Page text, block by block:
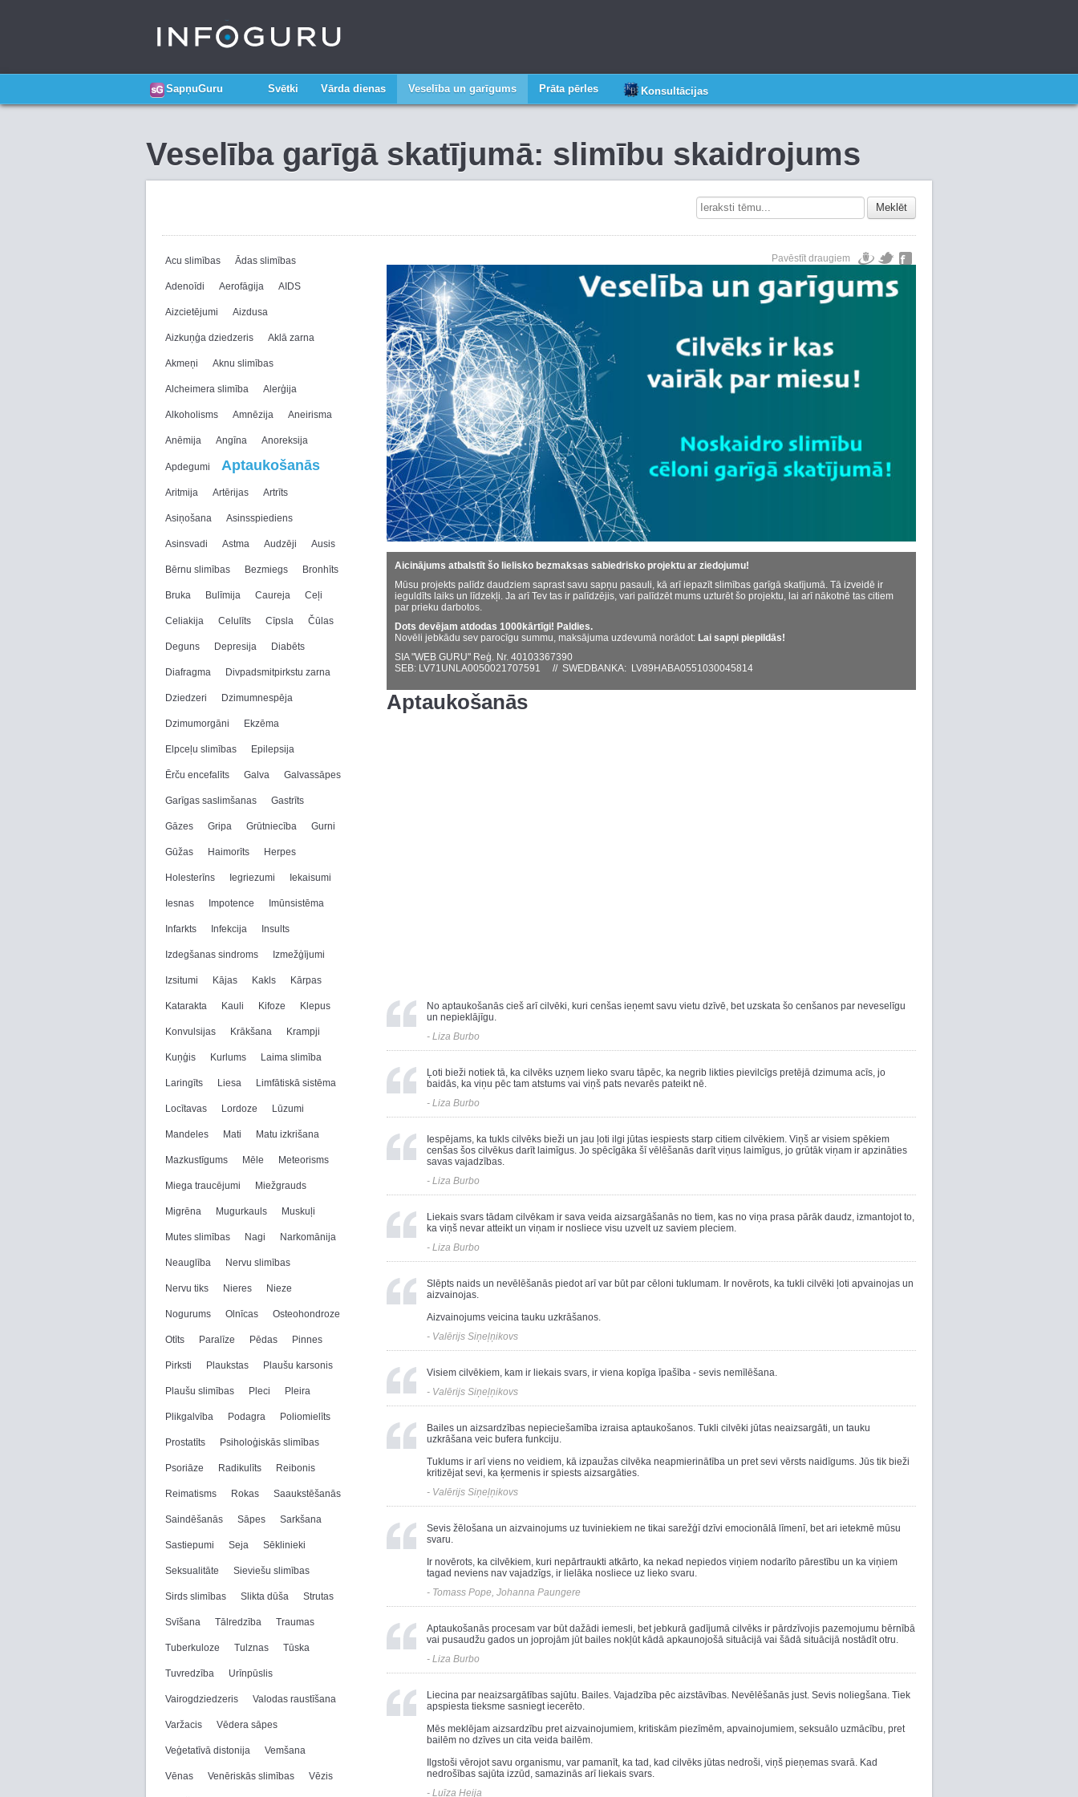
SapņuGuru Svētki Vārda dienas Veselība un garīgums Prāta pērles Konsultācijas
Veselība garīgā skatījumā: slimību skaidrojums
Meklēt
Acu slimības Ādas slimības
Adenoīdi Aerofāgija AIDS
Aizcietējumi Aizdusa
Aizkuņģa dziedzeris Aklā zarna
Akmeņi Aknu slimības
Alcheimera slimība Alerģija
Alkoholisms Amnēzija Aneirisma
Anēmija Angīna Anoreksija
Apdegumi Aptaukošanās
Aritmija Artērijas Artrīts
Asiņošana Asinsspiediens
Asinsvadi Astma Audzēji Ausis
Bērnu slimības Bezmiegs Bronhīts
Bruka Bulīmija Caureja Ceļi
Celiakija Celulīts Cīpsla Čūlas
Deguns Depresija Diabēts
Diafragma Divpadsmitpirkstu zarna
Dziedzeri Dzimumnespēja
Dzimumorgāni Ekzēma
Elpceļu slimības Epilepsija
Ērču encefalīts Galva Galvassāpes
Garīgas saslimšanas Gastrīts
Gāzes Gripa Grūtniecība Gurni
Gūžas Haimorīts Herpes
Holesterīns Iegriezumi Iekaisumi
Iesnas Impotence Imūnsistēma
Infarkts Infekcija Insults
Izdegšanas sindroms Izmežģījumi
Izsitumi Kājas Kakls Kārpas
Katarakta Kauli Kifoze Klepus
Konvulsijas Krākšana Krampji
Kuņģis Kurlums Laima slimība
Laringīts Liesa Limfātiskā sistēma
Locītavas Lordoze Lūzumi
Mandeles Mati Matu izkrišana
Mazkustīgums Mēle Meteorisms
Miega traucējumi Miežgrauds
Migrēna Mugurkauls Muskuļi
Mutes slimības Nagi Narkomānija
Neauglība Nervu slimības
Nervu tiks Nieres Nieze
Nogurums Olnīcas Osteohondroze
Otīts Paralīze Pēdas Pinnes
Pirksti Plaukstas Plaušu karsonis
Plaušu slimības Pleci Pleira
Plikgalvība Podagra Poliomielīts
Prostatīts Psiholoģiskās slimības
Psoriāze Radikulīts Reibonis
Reimatisms Rokas Saaukstēšanās
Saindēšanās Sāpes Sarkšana
Sastiepumi Seja Sēklinieki
Seksualitāte Sieviešu slimības
Sirds slimības Slikta dūša Strutas
Svīšana Tālredzība Traumas
Tuberkuloze Tulznas Tūska
Tuvredzība Urīnpūslis
Vairogdziedzeris Valodas raustīšana
Varžacis Vēdera sāpes
Veģetatīvā distonija Vemšana
Vēnas Venēriskās slimības Vēzis
Pavēstīt draugiem
Aicinājums atbalstīt šo lielisko bezmaksas sabiedrisko projektu ar ziedojumu!
Mūsu projekts palīdz daudziem saprast savu sapņu pasauli, kā arī iepazīt slimības garīgā skatījumā. Tā izveidē ir
ieguldīts laiks un līdzekļi. Ja arī Tev tas ir palīdzējis, vari palīdzēt mums uzturēt šo projektu, lai arī nākotnē tas citiem
par prieku darbotos.
Dots devējam atdodas 1000kārtīgi! Paldies.
Novēli jebkādu sev parocīgu summu, maksājuma uzdevumā norādot: Lai sapņi piepildās!
SIA "WEB GURU" Reģ. Nr. 40103367390
SEB: LV71UNLA0050021707591 // SWEDBANKA: LV89HABA0551030045814
Aptaukošanās
No aptaukošanās cieš arī cilvēki, kuri cenšas ieņemt savu vietu dzīvē, bet uzskata šo cenšanos par neveselīgu
un nepieklājīgu.
- Liza Burbo
Ļoti bieži notiek tā, ka cilvēks uzņem lieko svaru tāpēc, ka negrib likties pievilcīgs pretējā dzimuma acīs, jo
baidās, ka viņu pēc tam atstums vai viņš pats nevarēs pateikt nē.
- Liza Burbo
Iespējams, ka tukls cilvēks bieži un jau ļoti ilgi jūtas iespiests starp citiem cilvēkiem. Viņš ar visiem spēkiem
cenšas šos cilvēkus darīt laimīgus. Jo spēcīgāka šī vēlēšanās darīt viņus laimīgus, jo grūtāk viņam ir apzināties
savas vajadzības.
- Liza Burbo
Liekais svars tādam cilvēkam ir sava veida aizsargāšanās no tiem, kas no viņa prasa pārāk daudz, izmantojot to,
ka viņš nevar atteikt un viņam ir nosliece visu uzvelt uz saviem pleciem.
- Liza Burbo
Slēpts naids un nevēlēšanās piedot arī var būt par cēloni tuklumam. Ir novērots, ka tukli cilvēki ļoti apvainojas un
aizvainojas.
Aizvainojums veicina tauku uzkrāšanos.
- Valērijs Siņeļņikovs
Visiem cilvēkiem, kam ir liekais svars, ir viena kopīga īpašība - sevis nemīlēšana.
- Valērijs Siņeļņikovs
Bailes un aizsardzības nepieciešamība izraisa aptaukošanos. Tukli cilvēki jūtas neaizsargāti, un tauku
uzkrāšana veic bufera funkciju.
Tuklums ir arī viens no veidiem, kā izpaužas cilvēka neapmierinātība un pret sevi vērsts naidīgums. Jūs tik bieži
kritizējat sevi, ka ķermenis ir spiests aizsargāties.
- Valērijs Siņeļņikovs
Sevis žēlošana un aizvainojums uz tuviniekiem ne tikai sarežģī dzīvi emocionālā līmenī, bet ari ietekmē mūsu
svaru.
Ir novērots, ka cilvēkiem, kuri nepārtraukti atkārto, ka nekad nepiedos viņiem nodarīto pārestību un ka viņiem
tagad neviens nav vajadzīgs, ir lielāka nosliece uz lieko svaru.
- Tomass Pope, Johanna Paungere
Aptaukošanās procesam var būt dažādi iemesli, bet jebkurā gadījumā cilvēks ir pārdzīvojis pazemojumu bērnībā
vai pusaudžu gados un joprojām jūt bailes nokļūt kādā apkaunojošā situācijā vai šādā situācijā nostādīt otru.
- Liza Burbo
Liecina par neaizsargātības sajūtu. Bailes. Vajadzība pēc aizstāvības. Nevēlēšanās just. Sevis noliegšana. Tiek
apspiesta tieksme sasniegt iecerēto.
Mēs meklējam aizsardzību pret aizvainojumiem, kritiskām piezīmēm, apvainojumiem, seksuālo uzmācību, pret
bailēm no dzīves un cita veida bailēm.
Ilgstoši vērojot savu organismu, var pamanīt, ka tad, kad cilvēks jūtas nedroši, viņš pieņemas svarā. Kad
nedrošības sajūta izzūd, samazinās arī liekais svars.
- Luīza Heija